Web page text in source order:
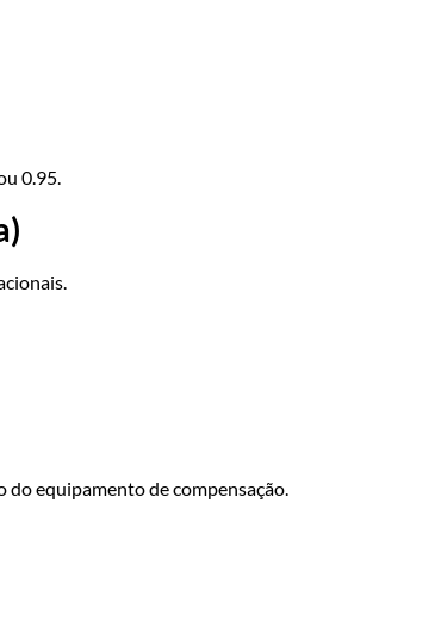
0.95.
do equipamento de compensação.